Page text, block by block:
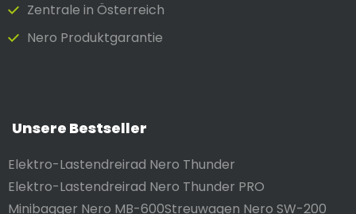
Zentrale in Österreich
Nero Produktgarantie
Unsere Bestseller
Elektro-Lastendreirad Nero Thunder
Elektro-Lastendreirad Nero Thunder PRO
Minibagger Nero MB-600Streuwagen Nero SW-200